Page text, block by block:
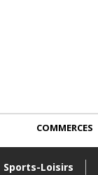
Sports-Loisirs
COMMERCES